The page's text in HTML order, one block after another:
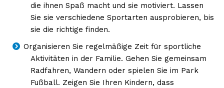
die ihnen Spaß macht und sie motiviert. Lassen
Sie sie verschiedene Sportarten ausprobieren, bis
sie die richtige finden.
Organisieren Sie regelmäßige Zeit für sportliche
Aktivitäten in der Familie. Gehen Sie gemeinsam
Radfahren, Wandern oder spielen Sie im Park
Fußball. Zeigen Sie Ihren Kindern, dass